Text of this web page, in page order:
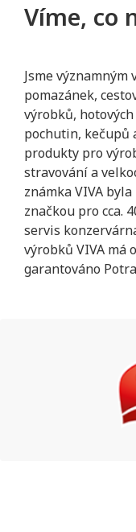
Víme, co
Jsme
pomazánek,
výrobků,
pochutin, kečupů
produkty pro
stravování a
známka VIVA
značkou pro cca.
servis
výrobků VIVA má
garantováno